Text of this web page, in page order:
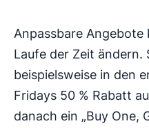
Anpassbare Angebote
Laufe der Zeit ändern.
beispielsweise in den
Fridays 50 % Rabatt
danach ein „Buy One,